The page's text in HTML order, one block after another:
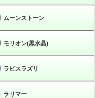
ムーンストーン
モリオン(黒水晶)
ラピスラズリ
ラリマー